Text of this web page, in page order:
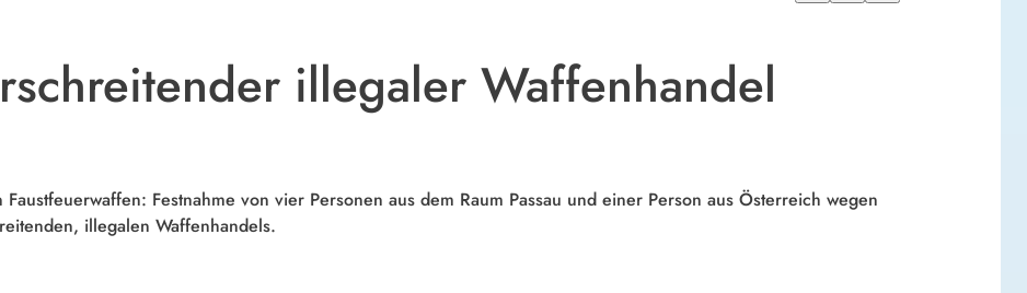
illegaler Waffenhandel
Festnahme von vier Personen aus dem Raum Passau und einer Person aus Österreich wegen
illegalen Waffenhandels.